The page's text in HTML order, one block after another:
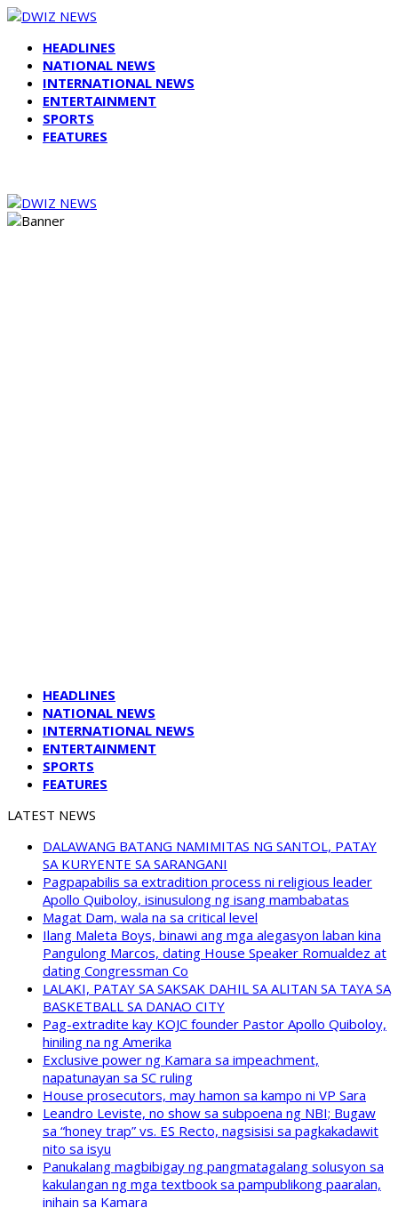
HEADLINES
NATIONAL NEWS
INTERNATIONAL NEWS
ENTERTAINMENT
SPORTS
FEATURES
HEADLINES
NATIONAL NEWS
INTERNATIONAL NEWS
ENTERTAINMENT
SPORTS
FEATURES
LATEST NEWS
DALAWANG BATANG NAMIMITAS NG SANTOL, PATAY
SA KURYENTE SA SARANGANI
Pagpapabilis sa extradition process ni religious leader
Apollo Quiboloy, isinusulong ng isang mambabatas
Magat Dam, wala na sa critical level
Ilang Maleta Boys, binawi ang mga alegasyon laban kina
Pangulong Marcos, dating House Speaker Romualdez at
dating Congressman Co
LALAKI, PATAY SA SAKSAK DAHIL SA ALITAN SA TAYA SA
BASKETBALL SA DANAO CITY
Pag-extradite kay KOJC founder Pastor Apollo Quiboloy,
hiniling na ng Amerika
Exclusive power ng Kamara sa impeachment,
napatunayan sa SC ruling
House prosecutors, may hamon sa kampo ni VP Sara
Leandro Leviste, no show sa subpoena ng NBI; Bugaw
sa “honey trap” vs. ES Recto, nagsisisi sa pagkakadawit
nito sa isyu
Panukalang magbibigay ng pangmatagalang solusyon sa
kakulangan ng mga textbook sa pampublikong paaralan,
inihain sa Kamara